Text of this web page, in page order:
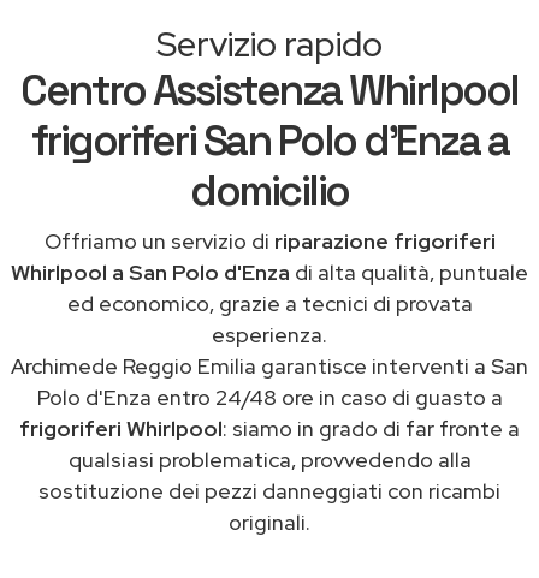
Servizio rapido
Centro Assistenza Whirlpool
frigoriferi San Polo d'Enza a
domicilio
Offriamo un servizio di riparazione frigoriferi
Whirlpool a San Polo d'Enza di alta qualità, puntuale
ed economico, grazie a tecnici di provata
esperienza.
Archimede Reggio Emilia garantisce interventi a San
Polo d'Enza entro 24/48 ore in caso di guasto a
frigoriferi Whirlpool: siamo in grado di far fronte a
qualsiasi problematica, provvedendo alla
sostituzione dei pezzi danneggiati con ricambi
originali.